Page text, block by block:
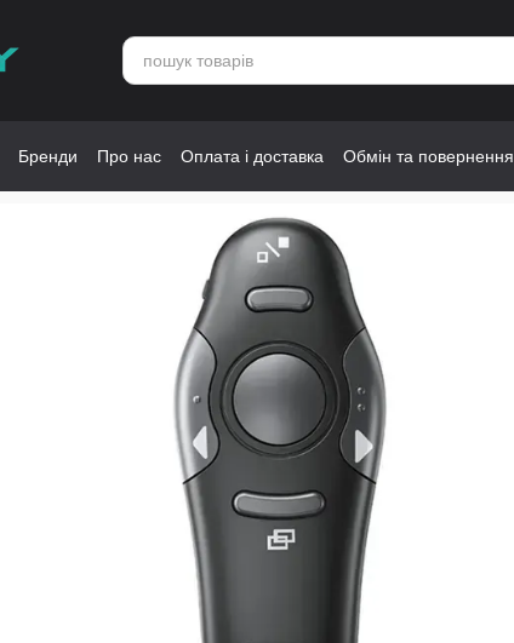
Бренди Про нас Оплата і доставка Обмін та повернення